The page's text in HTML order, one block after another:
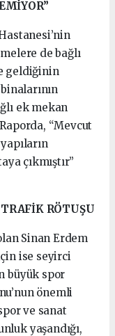
de bağlı
geldiğinin
ek mekan
“Mevcut
çıkmıştır”
RÖTUŞU
Sinan Erdem
ise seyirci
büyük spor
önemli
ve sanat
yaşandığı,